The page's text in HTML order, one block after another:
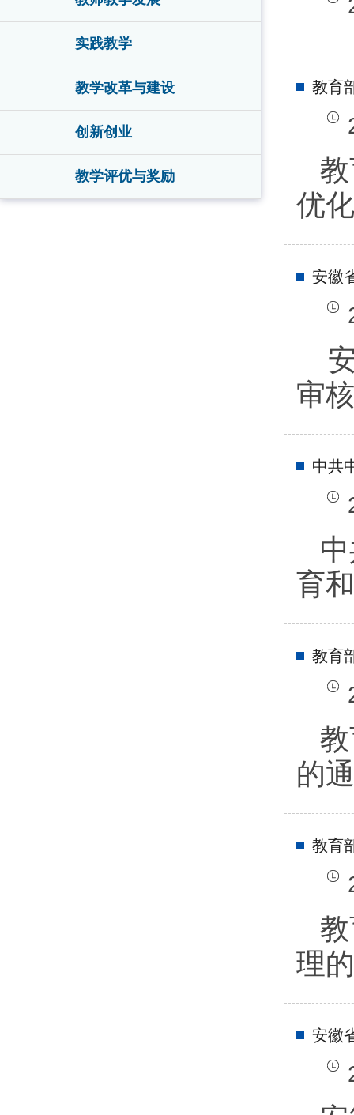
实践教学
教学改革与建设
创新创业
教学评优与奖励
教育
优
安徽
审
中共
育
教育
的
教育
理
安徽